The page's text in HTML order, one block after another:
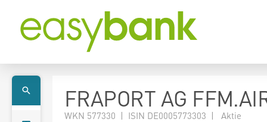
FRAPORT AG
WKN 577330 | ISIN DE0005773303 | Aktie